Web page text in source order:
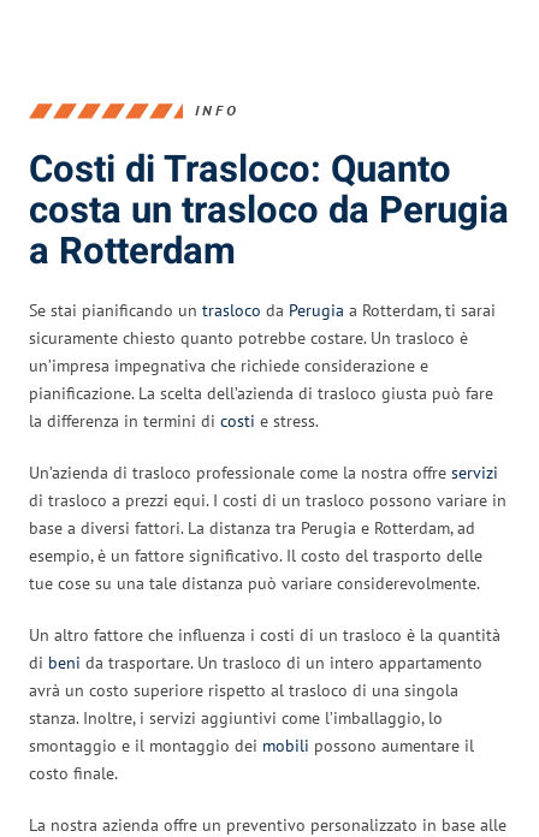
INFO
Costi di Trasloco: Quanto
costa un trasloco da Perugia
a Rotterdam
Se stai pianificando un trasloco da Perugia a Rotterdam, ti sarai
sicuramente chiesto quanto potrebbe costare. Un trasloco è
un’impresa impegnativa che richiede considerazione e
pianificazione. La scelta dell’azienda di trasloco giusta può fare
la differenza in termini di costi e stress.
Un’azienda di trasloco professionale come la nostra offre servizi
di trasloco a prezzi equi. I costi di un trasloco possono variare in
base a diversi fattori. La distanza tra Perugia e Rotterdam, ad
esempio, è un fattore significativo. Il costo del trasporto delle
tue cose su una tale distanza può variare considerevolmente.
Un altro fattore che influenza i costi di un trasloco è la quantità
di beni da trasportare. Un trasloco di un intero appartamento
avrà un costo superiore rispetto al trasloco di una singola
stanza. Inoltre, i servizi aggiuntivi come l’imballaggio, lo
smontaggio e il montaggio dei mobili possono aumentare il
costo finale.
La nostra azienda offre un preventivo personalizzato in base alle